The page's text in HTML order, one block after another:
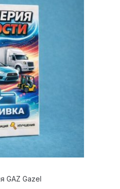
GAZ Gazel